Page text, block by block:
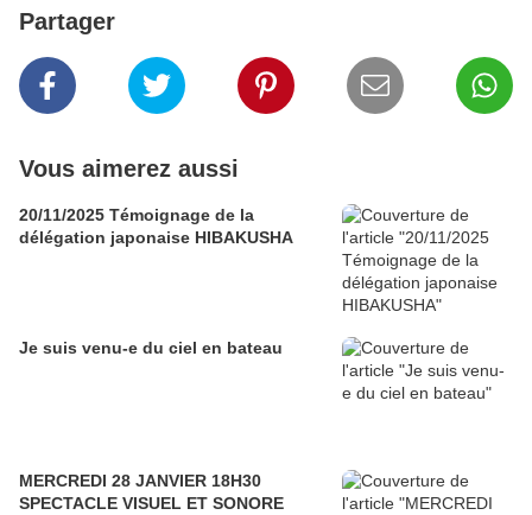
Partager
Vous aimerez aussi
20/11/2025 Témoignage de la
délégation japonaise HIBAKUSHA
Je suis venu-e du ciel en bateau
MERCREDI 28 JANVIER 18H30
SPECTACLE VISUEL ET SONORE